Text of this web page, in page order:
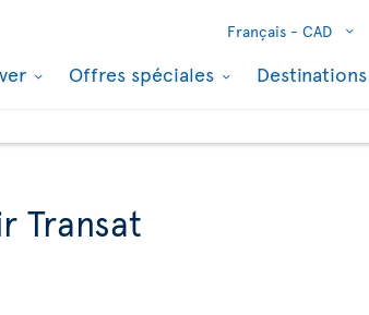
Français - CAD
Offres spéciales Destinations
Transat